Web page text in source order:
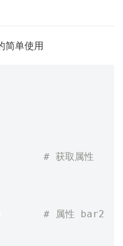
简单使用
# 获取属性
# 属性 bar2